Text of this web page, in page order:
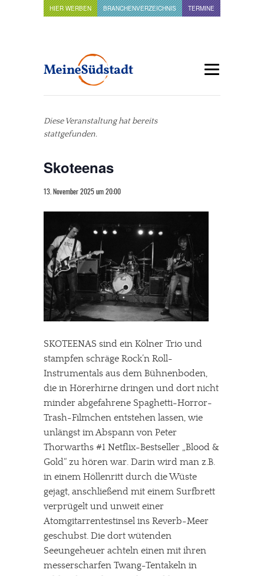
HIER WERBEN BRANCHENVERZEICHNIS TERMINE
Diese Veranstaltung hat bereits
stattgefunden.
Skoteenas
13. November 2025 um 20:00
SKOTEENAS sind ein Kölner Trio und
stampfen schräge Rock’n Roll-
Instrumentals aus dem Bühnenboden,
die in Hörerhirne dringen und dort nicht
minder abgefahrene Spaghetti-Horror-
Trash-Filmchen entstehen lassen, wie
unlängst im Abspann von Peter
Thorwarths #1 Netflix-Bestseller „Blood &
Gold“ zu hören war. Darin wird man z.B.
in einem Höllenritt durch die Wüste
gejagt, anschließend mit einem Surfbrett
verprügelt und unweit einer
Atomgitarrentestinsel ins Reverb-Meer
geschubst. Die dort wütenden
Seeungeheuer achteln einen mit ihren
messerscharfen Twang-Tentakeln in